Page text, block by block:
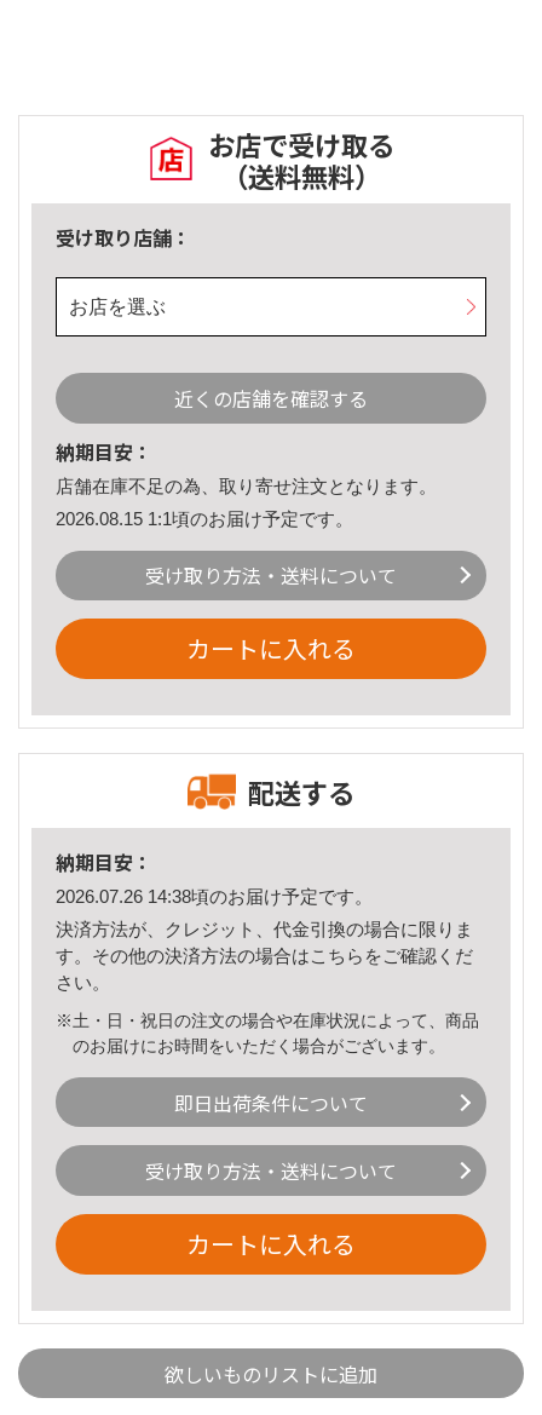
お店で受け取る
（送料無料）
受け取り店舗：
お店を選ぶ
近くの店舗を確認する
納期目安：
店舗在庫不足の為、取り寄せ注文となります。
2026.08.15 1:1頃のお届け予定です。
受け取り方法・送料について
カートに入れる
配送する
納期目安：
2026.07.26 14:38頃のお届け予定です。
決済方法が、クレジット、代金引換の場合に限りま
す。その他の決済方法の場合はこちら をご確認くだ
さい。
※土・日・祝日の注文の場合や在庫状況によって、商品
のお届けにお時間をいただく場合がございます。
即日出荷条件について
受け取り方法・送料について
カートに入れる
欲しいものリストに追加